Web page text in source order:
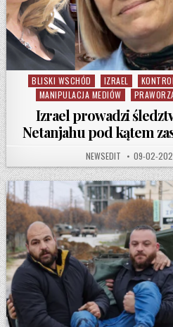
Posted in
BLISKI WSCHÓD IZRAEL
MANIPULACJA MEDIÓW
Izrael prowadzi
Netanjahu pod kątem
AUTHOR:
NEWSEDIT 09-02-